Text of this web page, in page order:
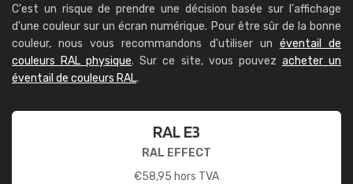
C'est un risque de prendre une décision basée sur l'affichage
d'une couleur sur un écran numérique. Pour être sûr de la bonne
couleur, nous vous recommandons d'utiliser un éventail de
couleurs RAL physique. Sur ce site, vous pouvez acheter un
éventail de couleurs RAL.
RAL E3
RAL EFFECT
€58,95 hors TVA